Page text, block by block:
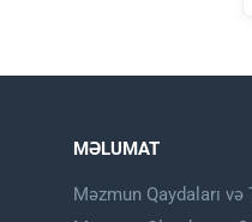
MƏLUMAT
Məzmun Qaydaları və